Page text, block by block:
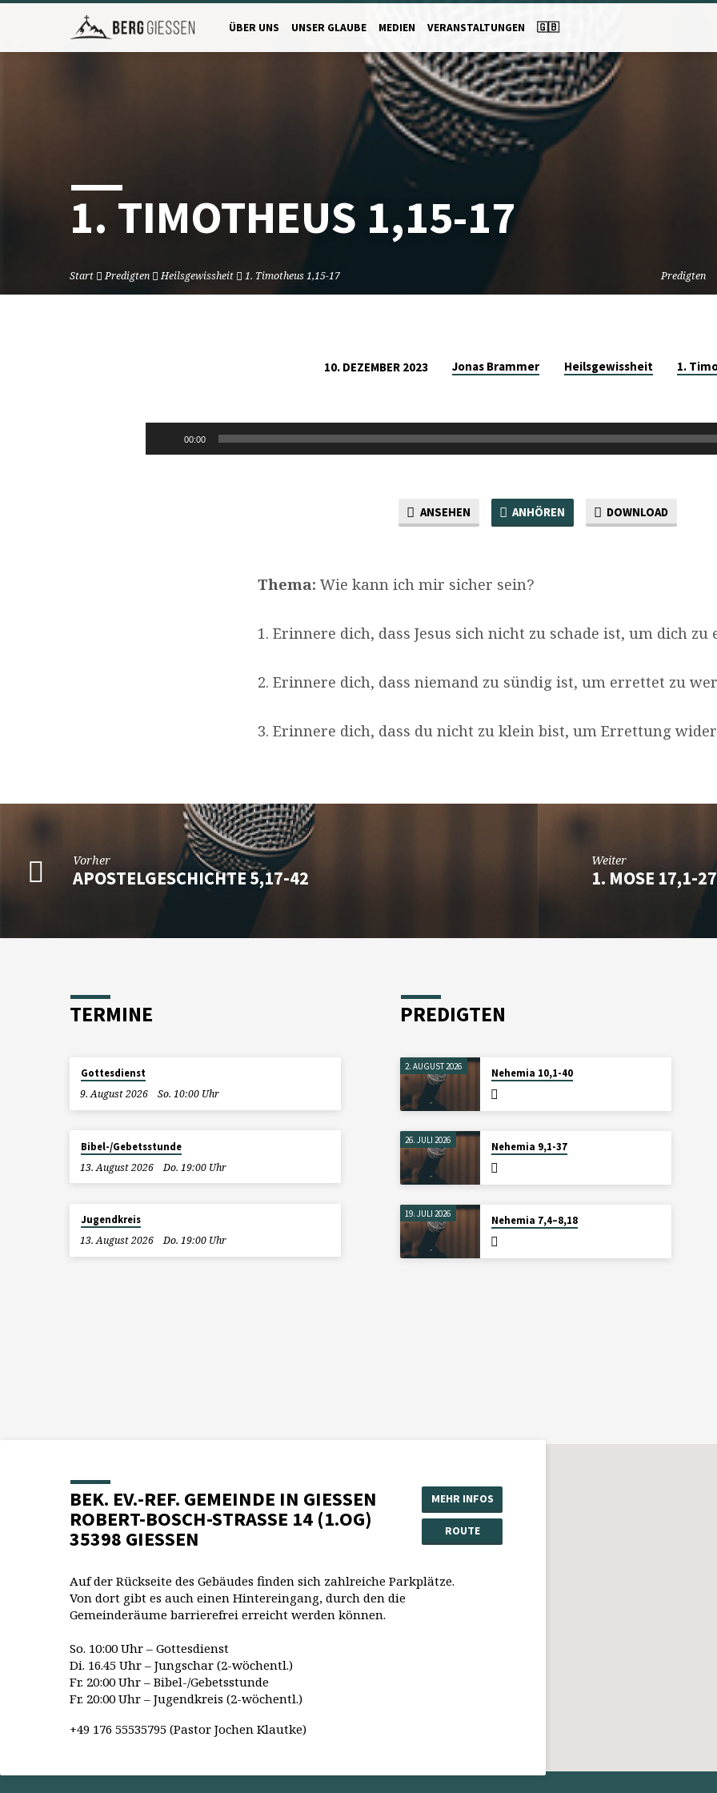
ÜBER UNS UNSER GLAUBE MEDIEN VERANSTALTUNGEN 🇬🇧
1. TIMOTHEUS 1,15-17
Start Predigten Heilsgewissheit 1. Timotheus 1,15-17 Predigten
TIMOTHEUS
10. DEZEMBER 2023 Jonas Brammer Heilsgewissheit 1.
Player
00:00
ANSEHEN ANHÖREN DOWNLOAD
Thema: Wie kann ich mir sicher sein?
1. Erinnere dich, dass Jesus sich nicht zu schade ist, um dich zu
2. Erinnere dich, dass niemand zu sündig ist, um errettet zu
3. Erinnere dich, dass du nicht zu klein bist, um Errettung
Vorher
APOSTELGESCHICHTE 5,17-42
Weiter
1. MOSE 17,1-27
TERMINE
Gottesdienst
9. August 2026
So. 10:00 Uhr
Bibel-/Gebetsstunde
13. August 2026
Do. 19:00 Uhr
Jugendkreis
13. August 2026
Do. 19:00 Uhr
PREDIGTEN
2. AUGUST 2026
Nehemia 10,1-40
26. JULI 2026
Nehemia 9,1-37
19. JULI 2026
Nehemia 7,4–8,18
BEK. EV.-REF. GEMEINDE IN GIESSEN
ROBERT-BOSCH-STRASSE 14 (1.OG)
35398 GIESSEN
MEHR INFOS
ROUTE
Auf der Rückseite des Gebäudes finden sich zahlreiche Parkplätze.
Von dort gibt es auch einen Hintereingang, durch den die
Gemeinderäume barrierefrei erreicht werden können.
So. 10:00 Uhr – Gottesdienst
Di. 16.45 Uhr – Jungschar (2-wöchentl.)
Fr. 20:00 Uhr – Bibel-/Gebetsstunde
Fr. 20:00 Uhr – Jugendkreis (2-wöchentl.)
+49 176 55535795 (Pastor Jochen Klautke)